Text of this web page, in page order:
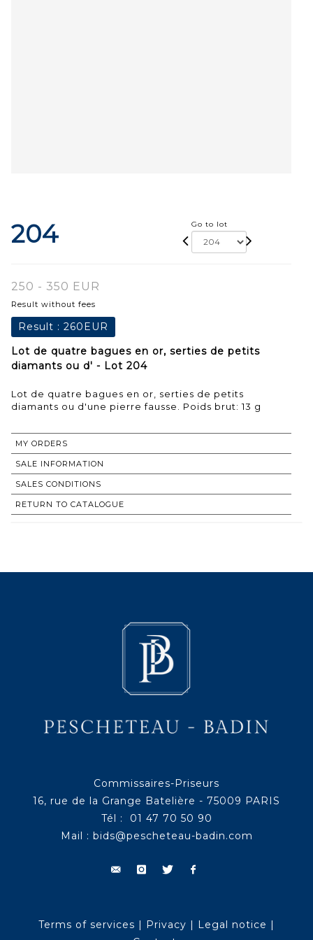
204 Go to lot
250 - 350 EUR
Result without fees
Result : 260EUR
Lot de quatre bagues en or, serties de petits
diamants ou d' - Lot 204
Lot de quatre bagues en or, serties de petits
diamants ou d'une pierre fausse. Poids brut: 13 g
MY ORDERS
SALE INFORMATION
SALES CONDITIONS
RETURN TO CATALOGUE
Commissaires-Priseurs
16, rue de la Grange Batelière - 75009 PARIS
Tél : 01 47 70 50 90
Mail : bids@pescheteau-badin.com
Terms of services | Privacy | Legal notice |